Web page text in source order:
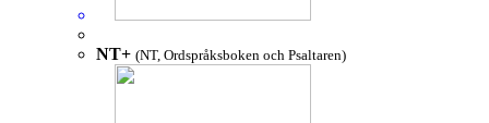
NT+ (NT, Ordspråksboken och Psaltaren)